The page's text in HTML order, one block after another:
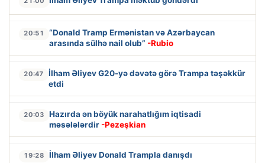
20:51
“Donald Tramp Ermənistan və Azərbaycan
arasında sülhə nail olub” -Rubio
20:47
İlham Əliyev G20-yə dəvətə görə Trampa təşəkkür
etdi
20:03
Hazırda ən böyük narahatlığım iqtisadi
məsələlərdir -Pezeşkian
19:28 İlham Əliyev Donald Trampla danışdı